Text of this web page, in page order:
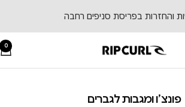
והחזרות בפריסת סניפים רחבה
RipCurl
0
פונצ’ו ומגבות לגברים